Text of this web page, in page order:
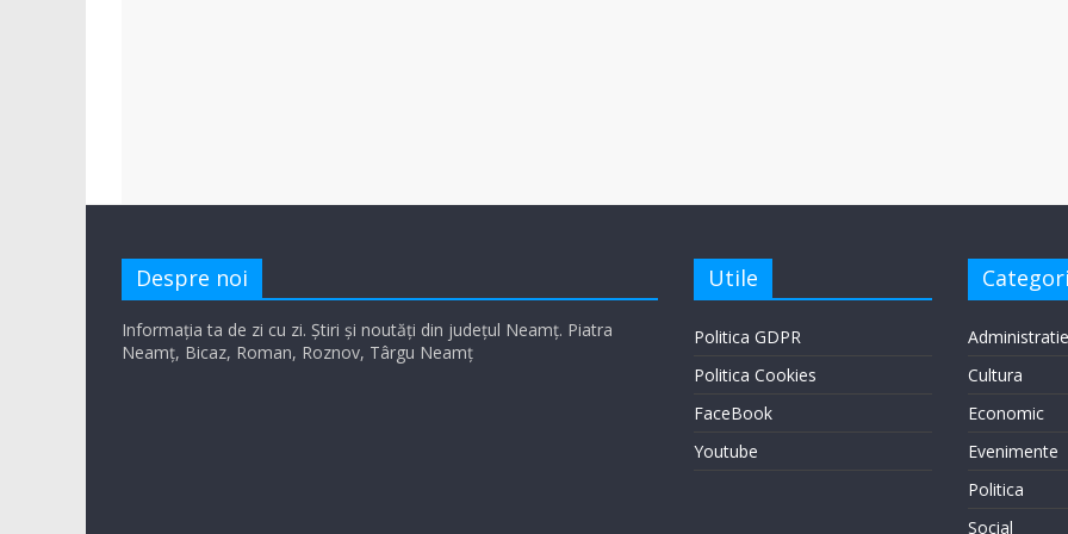
Despre noi
Informația ta de zi cu zi. Știri și noutăți din județul Neamț. Piatra
Neamț, Bicaz, Roman, Roznov, Târgu Neamț
Utile
Politica GDPR
Politica Cookies
FaceBook
Youtube
Administratie
Cultura
Economic
Evenimente
Politica
Social